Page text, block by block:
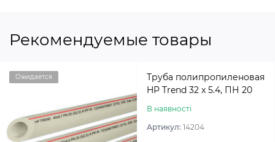
Рекомендуемые товары
Ожидается
Труба полипропиленовая
HP Trend 32 x 5.4, ПН 20
В наявності
Артикул: 14204